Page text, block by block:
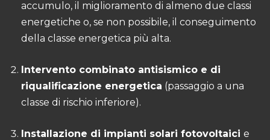
accumulo, il miglioramento di almeno due classi
energetiche o, se non possibile, il conseguimento
della classe energetica più alta.
Intervento combinato antisismico e di
riqualificazione energetica (passaggio a una
classe di rischio inferiore).
Installazione di impianti solari fotovoltaici e